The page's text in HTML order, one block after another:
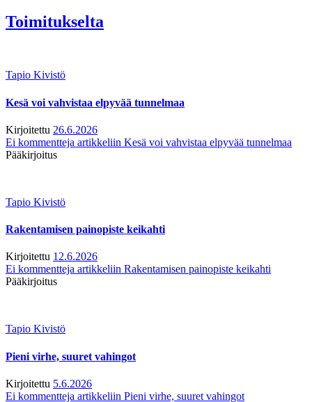
Toimitukselta
Tapio Kivistö
Kesä voi vahvistaa elpyvää tunnelmaa
Kirjoitettu 26.6.2026
Ei kommentteja artikkeliin Kesä voi vahvistaa elpyvää tunnelmaa
Pääkirjoitus
Tapio Kivistö
Rakentamisen painopiste keikahti
Kirjoitettu 12.6.2026
Ei kommentteja artikkeliin Rakentamisen painopiste keikahti
Pääkirjoitus
Tapio Kivistö
Pieni virhe, suuret vahingot
Kirjoitettu 5.6.2026
Ei kommentteja artikkeliin Pieni virhe, suuret vahingot